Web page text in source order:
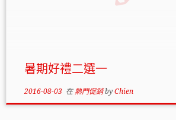
暑期好禮二選一
2016-08-03在熱門促銷byChien